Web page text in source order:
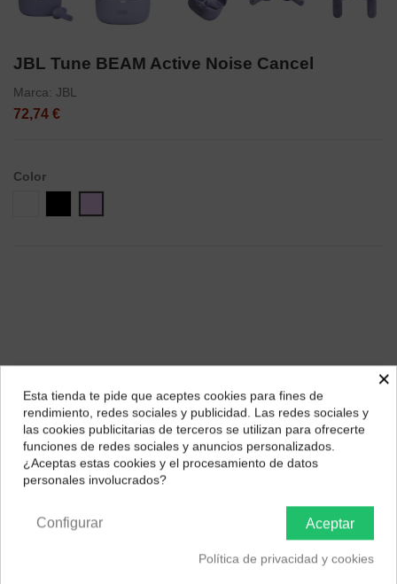
JBL Tune BEAM Active Noise Cancel
Marca: JBL
72,74 €
Color
Descripción
Tipos de
producto
Auriculares Bluetooth, Auriculares inalámbricos,
Auriculares in-ear
Tipo de
acoplamiento
¿Dónde deseas recibir tu pedido?
Selecciona tu ubicación para mostrarte los precios e
impuestos correctos para tu región.
×
Esta tienda te pide que aceptes cookies para fines de
rendimiento, redes sociales y publicidad. Las redes sociales y
las cookies publicitarias de terceros se utilizan para ofrecerte
funciones de redes sociales y anuncios personalizados.
¿Aceptas estas cookies y el procesamiento de datos
personales involucrados?
Aceptar
Configurar
Política de privacidad y cookies